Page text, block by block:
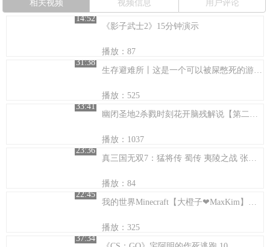
相关视频 视频信息
用户评论
14:52
《影子武士2》15分钟演示
播放：87
31:38
生存避难所丨这是一个可以被屎憋死的游戏！
播放：525
33:41
幽闭圣地2杀戮时刻花开脑残解说【第二期】
播放：1037
23:36
真三国无双7：猛将传 蜀传 夷陵之战 张苞 究极难度
播放：84
22:45
我的世界Minecraft【大橙子❤MaxKim】周末小游戏时间~双人速建+你画我猜
播放：325
37:34